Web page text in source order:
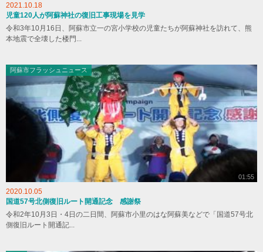
2021.10.18
児童120人が阿蘇神社の復旧工事現場を見学
令和3年10月16日、阿蘇市立一の宮小学校の児童たちが阿蘇神社を訪れて、熊
本地震で全壊した楼門...
阿蘇市フラッシュニュース
01:55
2020.10.05
国道57号北側復旧ルート開通記念 感謝祭
令和2年10月3日・4日の二日間、阿蘇市小里のはな阿蘇美などで「国道57号北
側復旧ルート開通記...